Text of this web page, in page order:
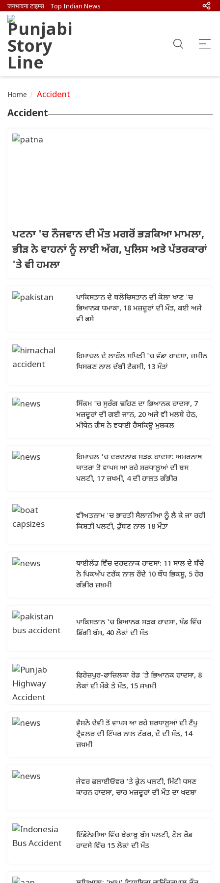
जनभावना टाइम्स Top Indian News
Home Accident
Accident
ਪਟਨਾ 'ਚ ਨੌਜਵਾਨ ਦੀ ਮੌਤ ਮਗਰੋਂ ਭੜਕਿਆ ਮਾਮਲਾ,
ਭੀੜ ਨੇ ਵਾਹਨਾਂ ਨੂੰ ਲਾਈ ਅੱਗ, ਪੁਲਿਸ ਅਤੇ ਪੱਤਰਕਾਰਾਂ
'ਤੇ ਵੀ ਹਮਲਾ
ਪਾਕਿਸਤਾਨ ਦੇ ਬਲੋਚਿਸਤਾਨ ਦੀ ਕੋਲਾ ਖਾਣ 'ਚ
ਭਿਆਨਕ ਧਮਾਕਾ, 18 ਮਜ਼ਦੂਰਾਂ ਦੀ ਮੌਤ, ਕਈ ਅਜੇ
ਵੀ ਫਸੇ
ਹਿਮਾਚਲ ਦੇ ਲਾਹੌਲ ਸਪਿਤੀ 'ਚ ਵੱਡਾ ਹਾਦਸਾ, ਜ਼ਮੀਨ
ਖਿਸਕਣ ਨਾਲ ਦੱਬੀ ਟੈਕਸੀ, 13 ਮੌਤਾਂ
ਸਿੱਕਮ 'ਚ ਸੁਰੰਗ ਢਹਿਣ ਦਾ ਭਿਆਨਕ ਹਾਦਸਾ, 7
ਮਜ਼ਦੂਰਾਂ ਦੀ ਗਈ ਜਾਨ, 20 ਅਜੇ ਵੀ ਮਲਬੇ ਹੇਠ,
ਮੀਥੇਨ ਗੈਸ ਨੇ ਵਧਾਈ ਰੈਸਕਿਊ ਮੁਸ਼ਕਲ
ਹਿਮਾਚਲ 'ਚ ਦਰਦਨਾਕ ਸੜਕ ਹਾਦਸਾ: ਅਮਰਨਾਥ
ਯਾਤਰਾ ਤੋਂ ਵਾਪਸ ਆ ਰਹੇ ਸ਼ਰਧਾਲੂਆਂ ਦੀ ਬਸ
ਪਲਟੀ, 17 ਜ਼ਖਮੀ, 4 ਦੀ ਹਾਲਤ ਗੰਭੀਰ
ਵੀਅਤਨਾਮ 'ਚ ਭਾਰਤੀ ਸੈਲਾਨੀਆ ਨੂੰ ਲੈ ਕੇ ਜਾ ਰਹੀ
ਕਿਸ਼ਤੀ ਪਲਟੀ, ਡੁੱਬਣ ਨਾਲ 18 ਮੌਤਾਂ
ਥਾਈਲੈਂਡ ਵਿੱਚ ਦਰਦਨਾਕ ਹਾਦਸਾ: 11 ਸਾਲ ਦੇ ਬੱਚੇ
ਨੇ ਪਿਕਅੱਪ ਟਰੱਕ ਨਾਲ ਰੌਂਦੇ 10 ਬੌਧ ਭਿਕਸ਼ੂ, 5 ਹੋਰ
ਗੰਭੀਰ ਜ਼ਖ਼ਮੀ
ਪਾਕਿਸਤਾਨ 'ਚ ਭਿਆਨਕ ਸੜਕ ਹਾਦਸਾ, ਖੱਡ ਵਿੱਚ
ਡਿੱਗੀ ਬੱਸ, 40 ਲੋਕਾਂ ਦੀ ਮੌਤ
ਫਿਰੋਜ਼ਪੁਰ-ਫਾਜ਼ਿਲਕਾ ਰੋਡ ’ਤੇ ਭਿਆਨਕ ਹਾਦਸਾ, 8
ਲੋਕਾਂ ਦੀ ਮੌਕੇ ਤੇ ਮੌਤ, 15 ਜਖ਼ਮੀ
ਵੈਸ਼ਨੋ ਦੇਵੀ ਤੋਂ ਵਾਪਸ ਆ ਰਹੇ ਸ਼ਰਧਾਲੂਆਂ ਦੀ ਟੈਂਪੂ
ਟ੍ਰੈਵਲਰ ਦੀ ਟਿੱਪਰ ਨਾਲ ਟੱਕਰ, ਦੋ ਦੀ ਮੌਤ, 14
ਜ਼ਖ਼ਮੀ
ਜੇਵਰ ਫਲਾਈਓਵਰ ’ਤੇ ਕ੍ਰੇਨ ਪਲਟੀ, ਮਿੱਟੀ ਧਸਣ
ਕਾਰਨ ਹਾਦਸਾ, ਚਾਰ ਮਜ਼ਦੂਰਾਂ ਦੀ ਮੌਤ ਦਾ ਖਦਸ਼ਾ
ਇੰਡੋਨੇਸ਼ੀਆ ਵਿੱਚ ਬੇਕਾਬੂ ਬੱਸ ਪਲਟੀ, ਟੋਲ ਰੋਡ
ਹਾਦਸੇ ਵਿੱਚ 15 ਲੋਕਾਂ ਦੀ ਮੌਤ